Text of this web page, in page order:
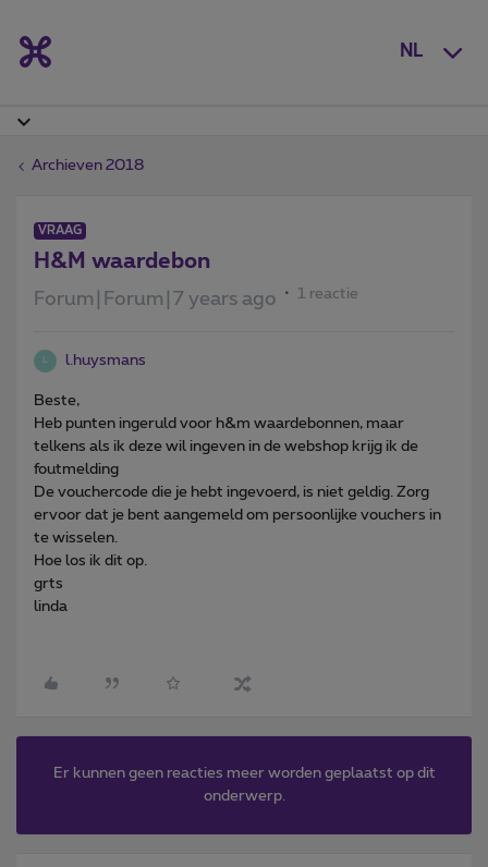
NL
Archieven 2018
VRAAG
H&M waardebon
Forum|Forum|7 years ago 1 reactie
L l.huysmans
Beste,
Heb punten ingeruld voor h&m waardebonnen, maar
telkens als ik deze wil ingeven in de webshop krijg ik de
foutmelding
De vouchercode die je hebt ingevoerd, is niet geldig. Zorg
ervoor dat je bent aangemeld om persoonlijke vouchers in
te wisselen.
Hoe los ik dit op.
grts
linda
Er kunnen geen reacties meer worden geplaatst op dit
onderwerp.